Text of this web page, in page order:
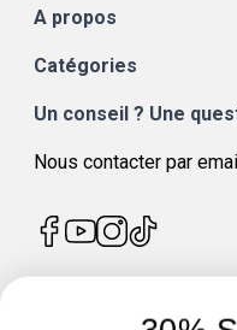
A propos
Catégories
Un conseil ? Une
Nous contacter par